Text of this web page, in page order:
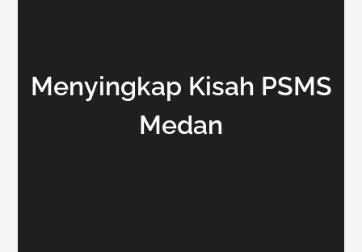
Menyingkap Kisah PSMS
Medan